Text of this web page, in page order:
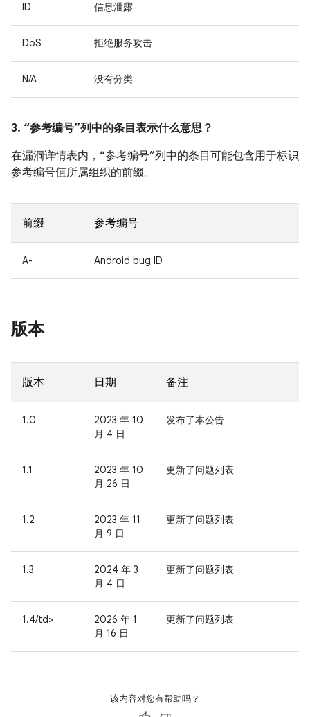
ID 信息泄露
DoS 拒绝服务攻击
N/A 没有分类
3. “参考编号”列中的条目表示什么意思？
在漏洞详情表内，“参考编号”列中的条目可能包含用于标识
参考编号值所属组织的前缀。
前缀 参考编号
A- Android bug ID
版本
版本 日期 备注
1.0
2023 年 10
月 4 日
发布了本公告
1.1
2023 年 10
月 26 日
更新了问题列表
1.2
2023 年 11
月 9 日
更新了问题列表
1.3
2024 年 3
月 4 日
更新了问题列表
1.4/td>
2026 年 1
月 16 日
更新了问题列表
该内容对您有帮助吗？